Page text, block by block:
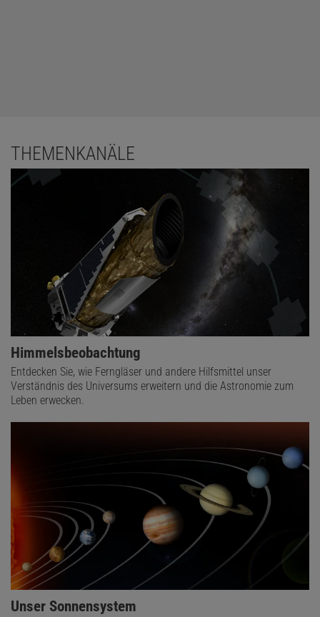
THEMENKANÄLE
Himmelsbeobachtung
Entdecken Sie, wie Ferngläser und andere Hilfsmittel unser
Verständnis des Universums erweitern und die Astronomie zum
Leben erwecken.
Unser Sonnensystem